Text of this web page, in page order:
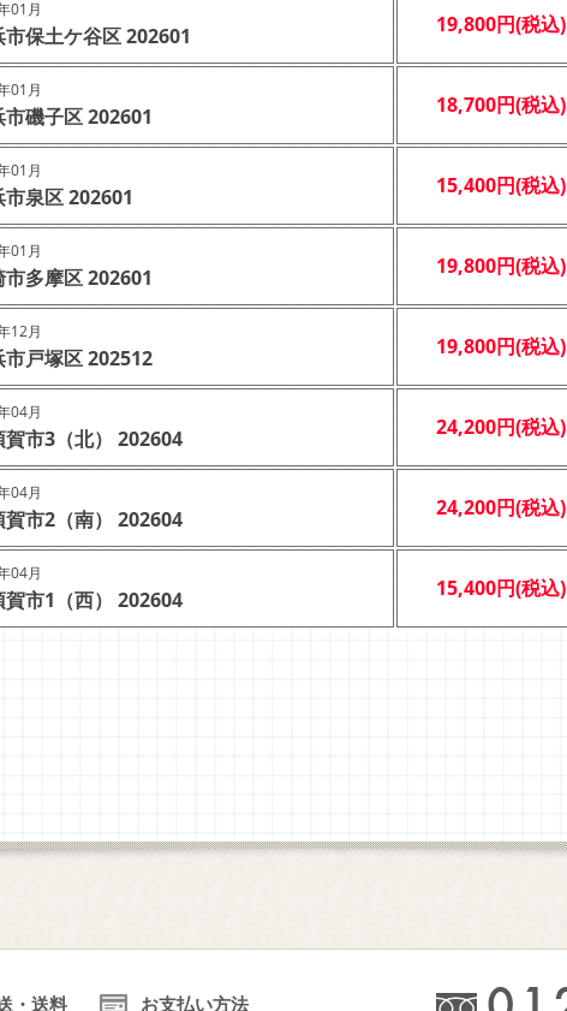
01月
保土ケ谷区 202601 19,800円(税込)
01月
磯子区 202601 18,700円(税込)
01月
泉区 202601 15,400円(税込)
01月
多摩区 202601 19,800円(税込)
12月
戸塚区 202512 19,800円(税込)
04月
市3（北） 202604 24,200円(税込)
04月
市2（南） 202604 24,200円(税込)
04月
市1（西） 202604 15,400円(税込)
・送料 お支払い方法